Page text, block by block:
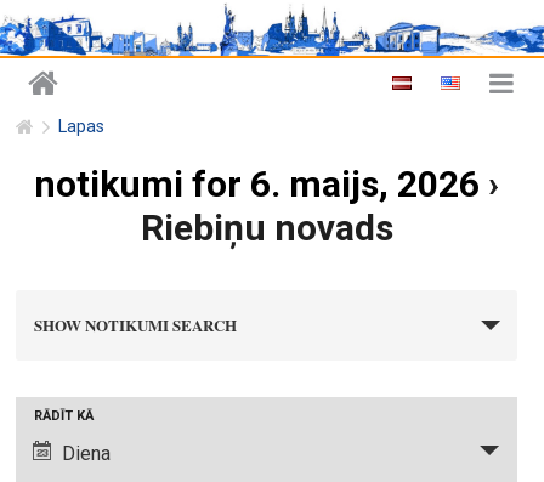
Lapas
notikumi for 6. maijs, 2026 ›
Riebiņu novads
i
SHOW NOTIKUMI SEARCH
RĀDĪT KĀ
Diena